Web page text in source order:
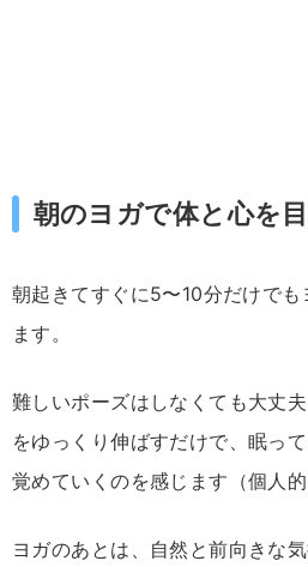
朝のヨガで体と心を
朝起き てすぐに5〜10分だけでも
ます。
難しいポーズはしなく て も大丈
をゆっくり伸ばすだけで、眠って
覚めてい くのを感じ ます（個人
ヨガのあと は、 自然 と前向き な